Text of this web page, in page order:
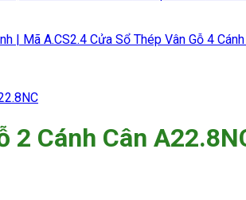
Cửa Sổ Thép Vân Gỗ 4
2 Cánh Cân